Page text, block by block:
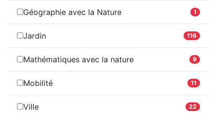
Géographie avec la Nature 1
Jardin 116
Mathématiques avec la nature 9
Mobilité 11
Ville 22